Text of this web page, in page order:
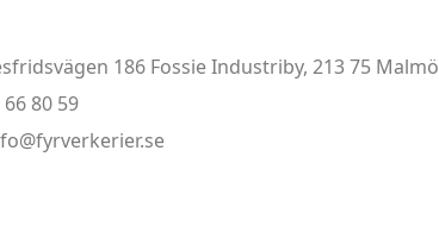
186 Fossie Industriby, 213 75 Malmö
80 59